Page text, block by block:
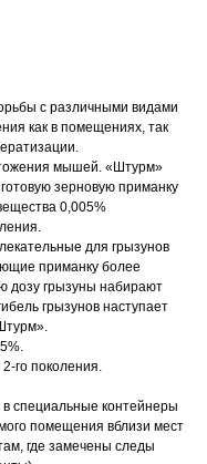
с различными видами
как в помещениях, так
мышей. «Штурм»
зерновую приманку
0,005%
для грызунов
приманку более
дозу грызуны набирают
грызунов наступает
го поколения.
специальные контейнеры
помещения вблизи мест
где замечены следы